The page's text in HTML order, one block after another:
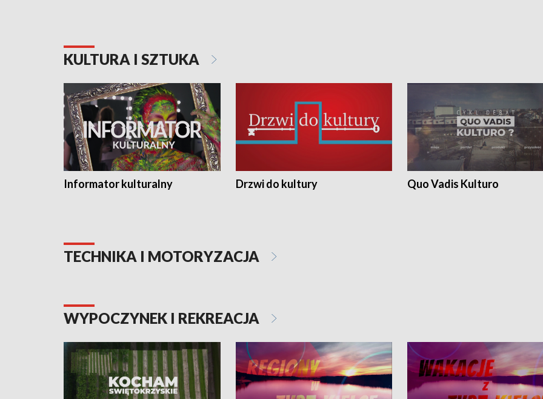
KULTURA I SZTUKA
Informator kulturalny Drzwi do kultury Quo Vadis Kulturo
TECHNIKA I MOTORYZACJA
WYPOCZYNEK I REKREACJA